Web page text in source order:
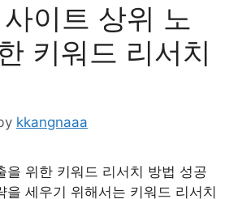
이트 상위 노
키워드 리서치
kkangnaaa
을 위한 키워드 리서치 방법 성공
을 세우기 위해서는 키워드 리서치